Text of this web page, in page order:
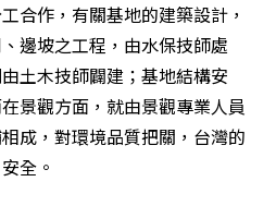
合作，有關基地的建築設計，
邊坡之工程，由水保技師處
土木技師闢建；基地結構安
景觀方面，就由景觀專業人員
成，對環境品質把關，台灣的
全。